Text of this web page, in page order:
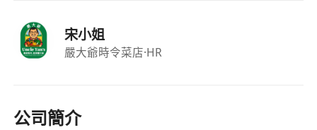
宋小姐
嚴大爺時令菜店·HR
公司簡介